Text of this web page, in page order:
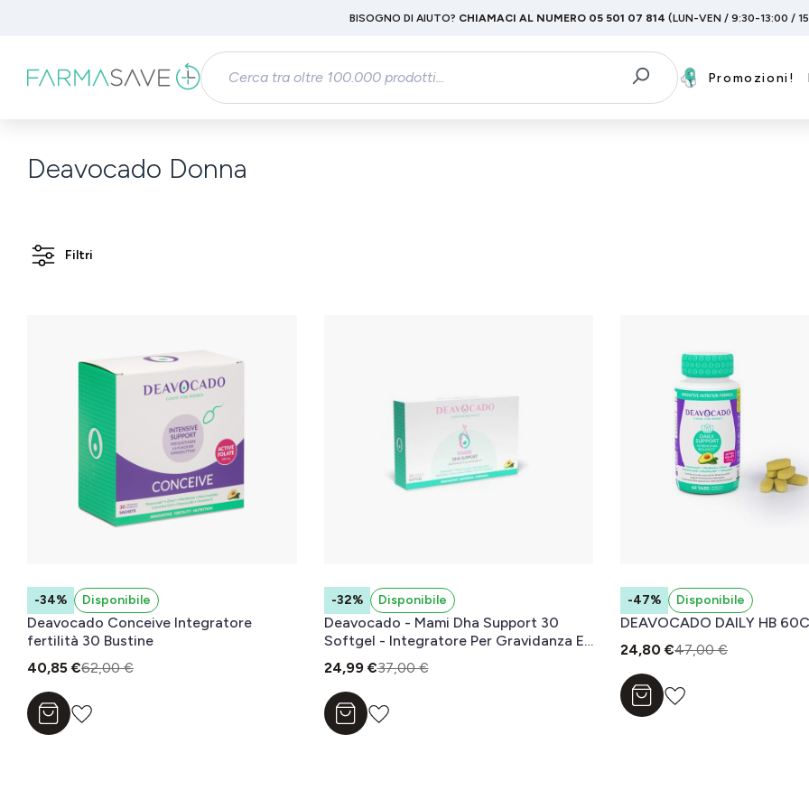
Passa alla navigazione principale
BISOGNO DI AIUTO? CHIAMACI AL NUMERO 05 501 07 814 (LUN-VEN / 9:30-13:00 /
Promozioni!
Deavocado Donna
Filtri
-34% Disponibile
Deavocado Conceive Integratore
fertilità 30 Bustine
40,85 €62,00 €
Aggiungi al carrello
-32% Disponibile
Deavocado - Mami Dha Support 30
Softgel - Integratore Per Gravidanza E
Allattamento
24,99 €37,00 €
Aggiungi al carrello
-47% Disponibile
DEAVOCADO DAILY HB
24,80 €47,00 €
Aggiungi al carrello